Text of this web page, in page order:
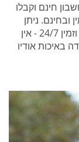
חינם וקבלו
ובחינם. ניתן
להשתמש בקו שיחת הועידה חינם באופן מיידי וזמין 24/7 - אין
באיכות אודיו